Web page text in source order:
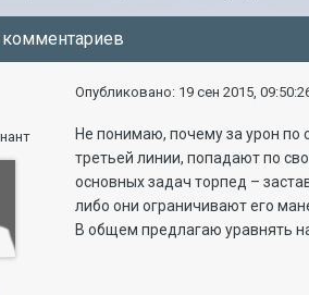
комментариев
Опубликовано: 19 сен 2015,
Не понимаю, почему за урон по
третьей линии, попадают по
основных задач торпед –
либо они ограничивают его
В общем предлагаю уравнять